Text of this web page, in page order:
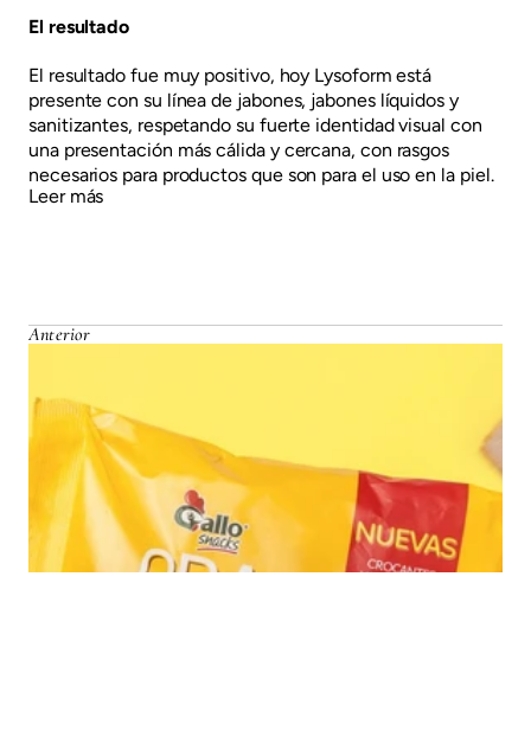
El resultado
El resultado fue muy positivo, hoy Lysoform está
presente con su línea de jabones, jabones líquidos y
sanitizantes, respetando su fuerte identidad visual con
una presentación más cálida y cercana, con rasgos
necesarios para productos que son para el uso en la piel.
Leer más
Anterior